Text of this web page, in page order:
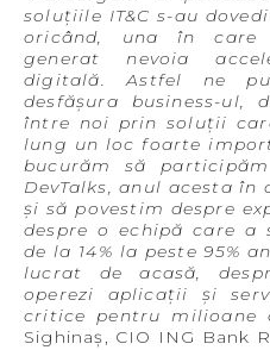
soluțiile IT&C s-au
oricând, una în care
generat nevoia
digitală. Astfel ne
desfășura business-ul,
între noi prin soluții
lung un loc foarte
bucurăm să
DevTalks, anul acesta
și să povestim despre
despre o echipă care a
de la 14% la peste 95%
lucrat de acasă,
operezi aplicații și
critice pentru milioane
Sighinaș, CIO ING Bank